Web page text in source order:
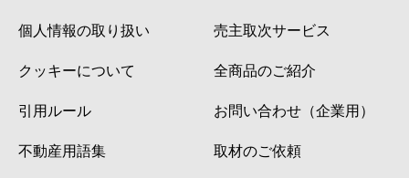
個人情報の取り扱い
クッキーについて
引用ルール
不動産用語集
売主取次サービス
全商品のご紹介
お問い合わせ（企業用）
取材のご依頼